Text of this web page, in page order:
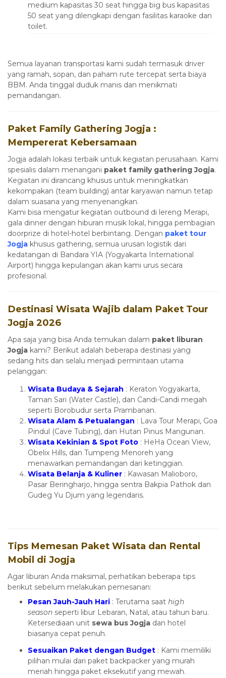
medium kapasitas 30 seat hingga big bus kapasitas
50 seat yang dilengkapi dengan fasilitas karaoke dan
toilet.
Semua layanan transportasi kami sudah termasuk driver
yang ramah, sopan, dan paham rute tercepat serta biaya
BBM. Anda tinggal duduk manis dan menikmati
pemandangan.
Paket Family Gathering Jogja :
Mempererat Kebersamaan
Jogja adalah lokasi terbaik untuk kegiatan perusahaan. Kami
spesialis dalam menangani paket family gathering Jogja.
Kegiatan ini dirancang khusus untuk meningkatkan
kekompakan (team building) antar karyawan namun tetap
dalam suasana yang menyenangkan.
Kami bisa mengatur kegiatan outbound di lereng Merapi,
gala dinner dengan hiburan musik lokal, hingga pembagian
doorprize di hotel-hotel berbintang. Dengan paket tour
Jogja khusus gathering, semua urusan logistik dari
kedatangan di Bandara YIA (Yogyakarta International
Airport) hingga kepulangan akan kami urus secara
profesional.
Destinasi Wisata Wajib dalam Paket Tour
Jogja 2026
Apa saja yang bisa Anda temukan dalam paket liburan
Jogja kami? Berikut adalah beberapa destinasi yang
sedang hits dan selalu menjadi permintaan utama
pelanggan:
Wisata Budaya & Sejarah : Keraton Yogyakarta,
Taman Sari (Water Castle), dan Candi-Candi megah
seperti Borobudur serta Prambanan.
Wisata Alam & Petualangan : Lava Tour Merapi, Goa
Pindul (Cave Tubing), dan Hutan Pinus Mangunan.
Wisata Kekinian & Spot Foto : HeHa Ocean View,
Obelix Hills, dan Tumpeng Menoreh yang
menawarkan pemandangan dari ketinggian.
Wisata Belanja & Kuliner : Kawasan Malioboro,
Pasar Beringharjo, hingga sentra Bakpia Pathok dan
Gudeg Yu Djum yang legendaris.
Tips Memesan Paket Wisata dan Rental
Mobil di Jogja
Agar liburan Anda maksimal, perhatikan beberapa tips
berikut sebelum melakukan pemesanan:
Pesan Jauh-Jauh Hari : Terutama saat high
season seperti libur Lebaran, Natal, atau tahun baru.
Ketersediaan unit sewa bus Jogja dan hotel
biasanya cepat penuh.
Sesuaikan Paket dengan Budget : Kami memiliki
pilihan mulai dari paket backpacker yang murah
meriah hingga paket eksekutif yang mewah.